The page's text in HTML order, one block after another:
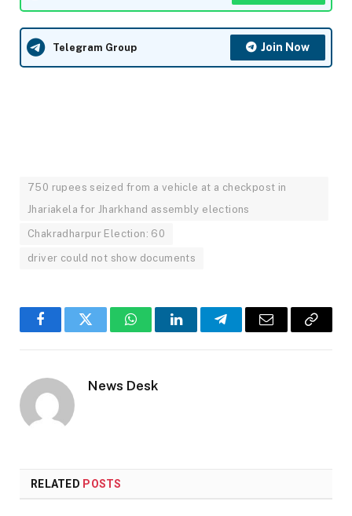
Telegram Group Join Now
750 rupees seized from a vehicle at a checkpost in
Jhariakela for Jharkhand assembly elections
Chakradharpur Election: 60
driver could not show documents
FacebookTwitter WhatsAppLinkedInTelegramEmail
Copy
News Desk
RELATED POSTS